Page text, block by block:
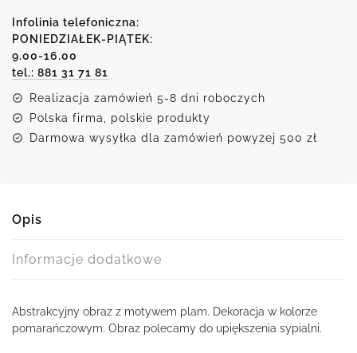
w
niebieskie
plamy
Infolinia telefoniczna:
PONIEDZIAŁEK-PIĄTEK:
9.00-16.00
tel.: 881 31 71 81
Realizacja zamówień 5-8 dni roboczych
Polska firma, polskie produkty
Darmowa wysyłka dla zamówień powyżej 500 zł
Opis
Informacje dodatkowe
Abstrakcyjny obraz z motywem plam. Dekoracja w kolorze
pomarańczowym. Obraz polecamy do upiększenia sypialni.